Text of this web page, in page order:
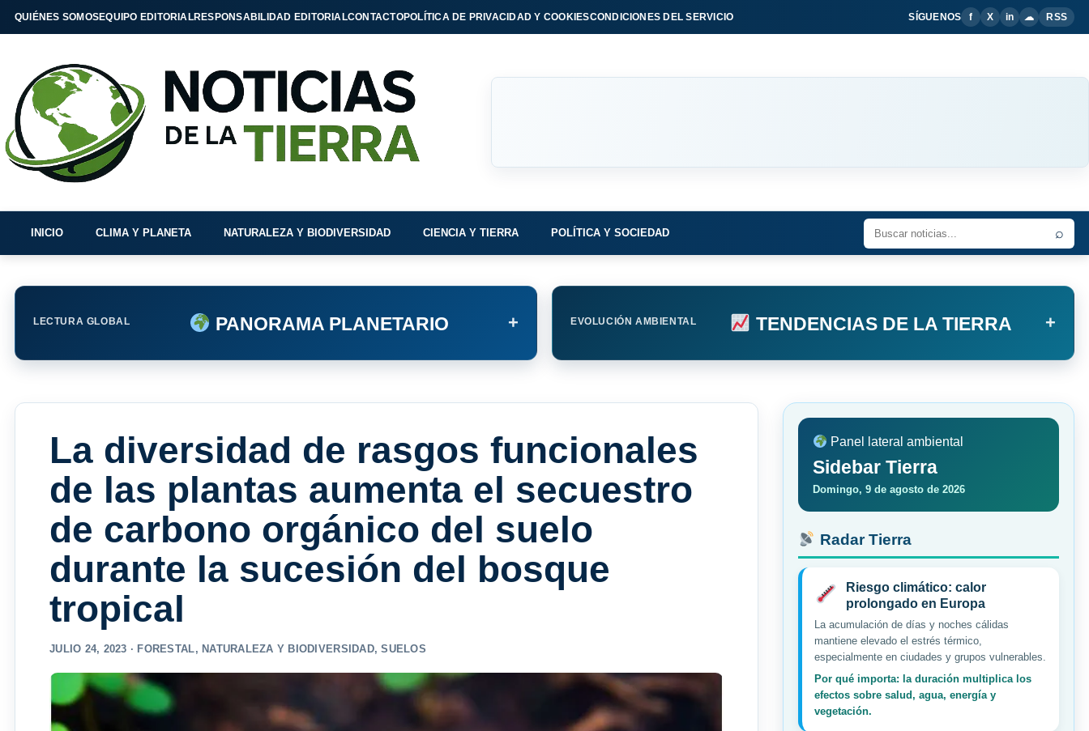
QUIÉNES SOMOSEQUIPO EDITORIALRESPONSABILIDAD EDITORIALCONTACTOPOLÍTICA DE PRIVACIDAD Y COOKIESCONDICIONES DEL SERVICIO SÍGUENOS f X in ☁ RSS
INICIO CLIMA Y PLANETA NATURALEZA Y BIODIVERSIDAD CIENCIA Y TIERRA POLÍTICA Y SOCIEDAD ⌕
LECTURA GLOBAL PANORAMA PLANETARIO + EVOLUCIÓN AMBIENTAL TENDENCIAS DE LA TIERRA +
La diversidad de rasgos funcionales
de las plantas aumenta el secuestro
de carbono orgánico del suelo
durante la sucesión del bosque
tropical
JULIO 24, 2023 · FORESTAL, NATURALEZA Y BIODIVERSIDAD,SUELOS
Panel lateral ambiental
Sidebar Tierra
Domingo, 9 de agosto de 2026
Radar Tierra
Riesgo climático: calor
prolongado en Europa
La acumulación de días y noches cálidas
mantiene elevado el estrés térmico,
especialmente en ciudades y grupos vulnerables.
Por qué importa: la duración multiplica los
efectos sobre salud, agua, energía y
vegetación.